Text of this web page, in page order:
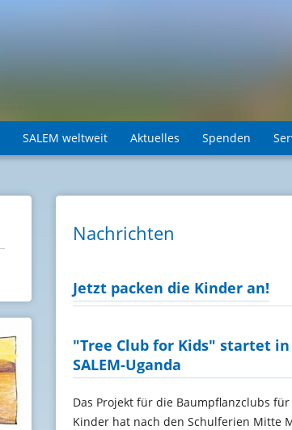
SALEM weltweit Aktuelles Spenden
Nachrichten
Jetzt packen die Kinder an!
"Tree Club for Kids" startet in
SALEM-Uganda
Das Projekt für die Baumpflanzclubs für
Kinder hat nach den Schulferien Mitte